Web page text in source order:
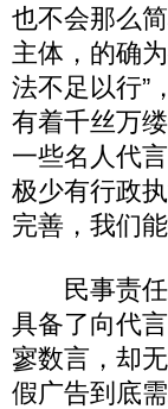
也不会那么
主体，的确
法不足以行”
有着千丝万
一些名人代
极少有行政
完善，我们
民事责任
具备了向代
寥数言，却
假广告到底